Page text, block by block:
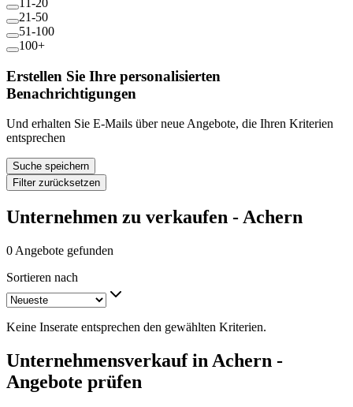
21-50
51-100
100+
Erstellen Sie Ihre personalisierten
Benachrichtigungen
Und erhalten Sie E-Mails über neue Angebote, die Ihren Kriterien
entsprechen
Suche speichern
Filter zurücksetzen
Unternehmen zu verkaufen - Achern
0 Angebote gefunden
Sortieren nach
Keine Inserate entsprechen den gewählten Kriterien.
Unternehmensverkauf in Achern -
Angebote prüfen